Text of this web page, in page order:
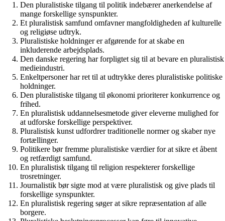
Den pluralistiske tilgang til politik indebærer anerkendelse af
mange forskellige synspunkter.
Et pluralistisk samfund omfavner mangfoldigheden af ​​kulturelle
og religiøse udtryk.
Pluralistiske holdninger er afgørende for at skabe en
inkluderende arbejdsplads.
Den danske regering har forpligtet sig til at bevare en pluralistisk
medieindustri.
Enkeltpersoner har ret til at udtrykke deres pluralistiske politiske
holdninger.
Den pluralistiske tilgang til økonomi prioriterer konkurrence og
frihed.
En pluralistisk uddannelsesmetode giver eleverne mulighed for
at udforske forskellige perspektiver.
Pluralistisk kunst udfordrer traditionelle normer og skaber nye
fortællinger.
Politikere bør fremme pluralistiske værdier for at sikre et åbent
og retfærdigt samfund.
En pluralistisk tilgang til religion respekterer forskellige
trosretninger.
Journalistik bør sigte mod at være pluralistisk og give plads til
forskellige synspunkter.
En pluralistisk regering søger at sikre repræsentation af alle
borgere.